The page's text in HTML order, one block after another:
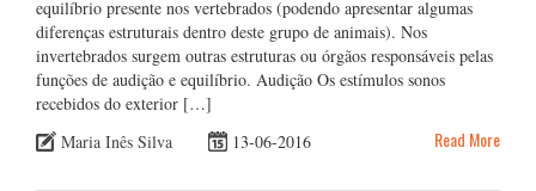
equilíbrio presente nos vertebrados (podendo apresentar algumas
diferenças estruturais dentro deste grupo de animais). Nos
invertebrados surgem outras estruturas ou órgãos responsáveis pelas
funções de audição e equilíbrio. Audição Os estímulos sonos
recebidos do exterior […]
Maria Inês Silva
13-06-2016 Read More